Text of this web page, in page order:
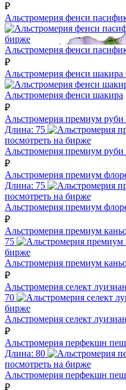
₽
Альстромерия фенси
бирже
Альстромерия фенси
₽
Альстромерия фенси шакира
Альстромерия фенси шакира
₽
Альстромерия премиум руби
Длина: 75
посмотреть на бирже
Альстромерия премиум руби
₽
Альстромерия премиум
Длина: 75
посмотреть на бирже
Альстромерия премиум
₽
Альстромерия премиум
75
бирже
Альстромерия премиум
₽
Альстромерия селект
70
бирже
Альстромерия селект
₽
Альстромерия перфекшн
Длина: 80
посмотреть на бирже
Альстромерия перфекшн
₽